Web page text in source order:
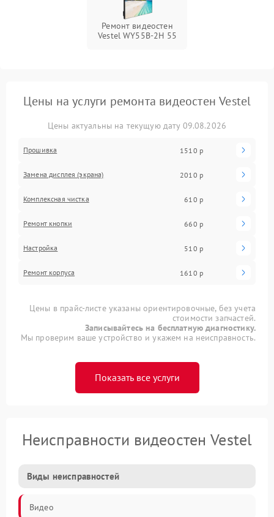
Ремонт видеостен
Vestel WY55B-2H 55
Цены на услуги ремонта видеостен Vestel
Цены актуальны на текущую дату 09.08.2026
Прошивка 1510 р
Замена дисплея (экрана) 2010 р
Комплексная чистка 610 р
Ремонт кнопки 660 р
Настройка 510 р
Ремонт корпуса 1610 р
Цены в прайс-листе указаны ориентировочные, без учета
стоимости запчастей.
Записывайтесь на бесплатную диагностику.
Мы проверим ваше устройство и укажем на неисправность.
Показать все услуги
Неисправности видеостен Vestel
Виды неисправностей
Видео